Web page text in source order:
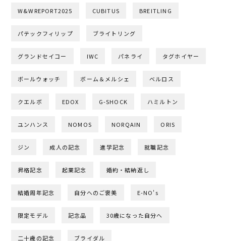
W&WREPORT2025 CUBITUS BREITLING
パテックフィリップ ブライトリング
グランドセイコー IWC パネライ タグホイヤー
ボールウォッチ ボーム＆メルシェ ベルロス
クエルボ EDOX G-SHOCK ハミルトン
ユンハンス NOMOS NORQAIN ORIS
ジン 成人の記念 進学記念 就職記念
昇格記念 起業記念 婚約・結納返し
結婚周年記念 自分へのご褒美 E-NO's
限定モデル 記念品 30歳になった自分へ
二十歳の記念 ブライダル